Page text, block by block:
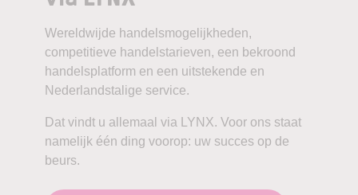
Wereldwijde handelsmogelijkheden,
competitieve handelstarieven, een bekroond
handelsplatform en een uitstekende en
Nederlandstalige service.
Dat vindt u allemaal via LYNX. Voor ons staat
namelijk één ding voorop: uw succes op de
beurs.